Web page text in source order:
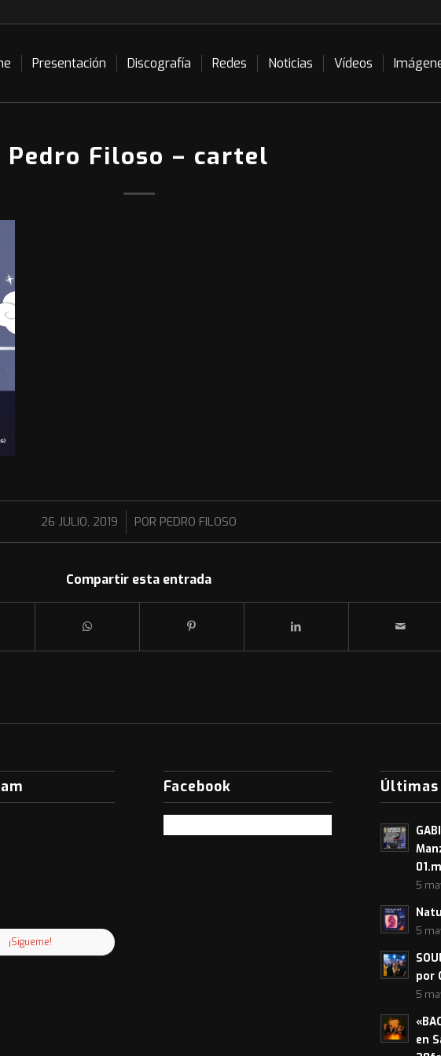
Presentación Discografía Redes Noticias Vídeos
Pedro Filoso – cartel
26 JULIO, 2019
/ POR PEDRO FILOSO
Compartir esta entrada
¡Sigueme!
Facebook
5
5
por
5
en